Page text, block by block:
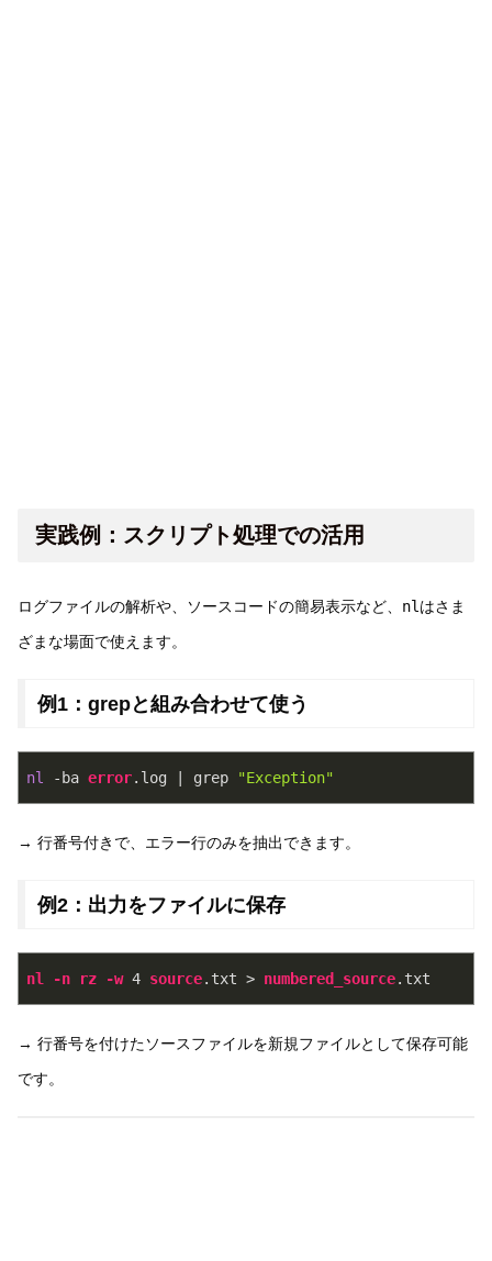
実践例：スクリプト処理での活用
ログファイルの解析や、ソースコードの簡易表示など、 nl はさま
ざまな場面で使えます。
例1：grepと組み合わせて使う
nl -ba error.log | grep "Exception"
→ 行番号付きで、エラー行のみを抽出できます。
例2：出力をファイルに保存
nl -n rz -w 4 source.txt > numbered_source.txt
→ 行番号を付けたソースファイルを新規ファイルとして保存可能
です。